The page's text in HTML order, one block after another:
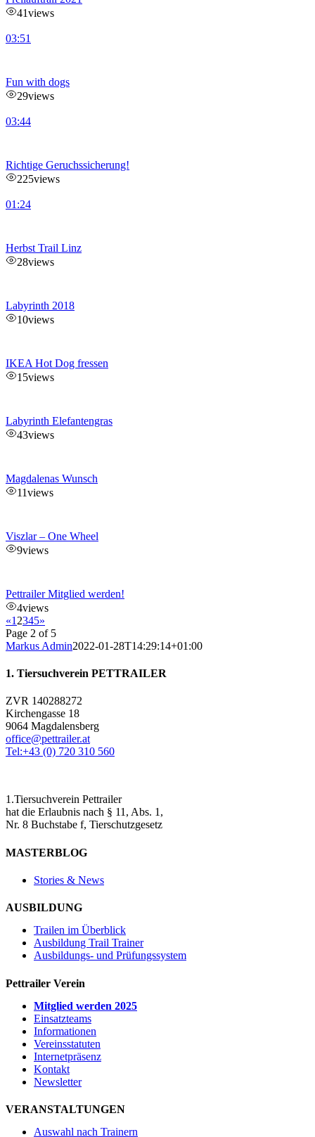
41views
03:51
Fun with dogs
29views
03:44
Richtige Geruchssicherung!
225views
01:24
Herbst Trail Linz
28views
Labyrinth 2018
10views
IKEA Hot Dog fressen
15views
Labyrinth Elefantengras
43views
Magdalenas Wunsch
11views
Viszlar – One Wheel
9views
Pettrailer Mitglied werden!
4views
«1 2345»
Page 2 of 5
Markus Admin2022-01-28T14:29:14+01:00
1. Tiersuchverein PETTRAILER
ZVR 140288272
Kirchengasse 18
9064 Magdalensberg
office@pettrailer.at
Tel:+43 (0) 720 310 560
1.Tiersuchverein Pettrailer
hat die Erlaubnis nach § 11, Abs. 1,
Nr. 8 Buchstabe f, Tierschutzgesetz
MASTERBLOG
Stories & News
AUSBILDUNG
Trailen im Überblick
Ausbildung Trail Trainer
Ausbildungs- und Prüfungssystem
Pettrailer Verein
Mitglied werden 2025
Einsatzteams
Informationen
Vereinsstatuten
Internetpräsenz
Kontakt
Newsletter
VERANSTALTUNGEN
Auswahl nach Trainern